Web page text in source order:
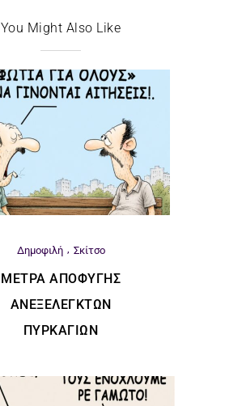
You Might Also Like
Δημοφιλή Σκίτσο
ΜΈΤΡΑ ΑΠΟΦΥΓΉΣ
ΑΝΕΞΈΛΕΓΚΤΩΝ
ΠΥΡΚΑΓΙΏΝ